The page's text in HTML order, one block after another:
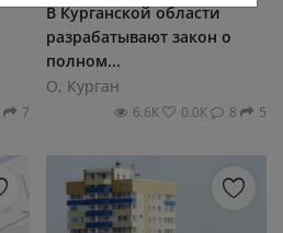
7
В Курганской области
разрабатывают закон о
полном...
О, Курган
6.6К 0.0К 8 5